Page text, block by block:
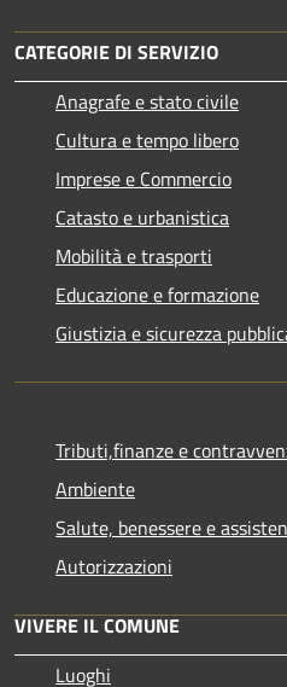
CATEGORIE DI SERVIZIO
Anagrafe e stato civile
Cultura e tempo libero
Imprese e Commercio
Catasto e urbanistica
Mobilità e trasporti
Educazione e formazione
Giustizia e sicurezza
Tributi,finanze e
Ambiente
Salute, benessere e
Autorizzazioni
VIVERE IL COMUNE
Luoghi